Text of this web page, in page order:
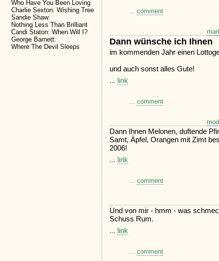
Who Have You Been Loving
Charlie Sexton: Wishing Tree
Sandie Shaw:
Nothing Less Than Brilliant
Candi Staton: When Will I?
George Barnett:
Where The Devil Sleeps
... comment
Dann wünsche ich Ihnen
im kommenden Jahr einen
und auch sonst alles Gute!
... link
... comment
Dann Ihnen Melonen, duftende
Samt, Äpfel, Orangen mit Zimt
2006!
... link
... comment
Und von mir - hmm - was
Schuss Rum.
... link
... comment